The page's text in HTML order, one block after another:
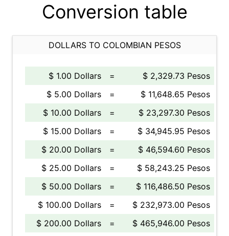
Conversion table
DOLLARS TO COLOMBIAN PESOS
$ 1.00 Dollars =
$ 2,329.73 Pesos
$ 5.00 Dollars
=
$ 11,648.65 Pesos
$ 10.00 Dollars
=
$ 23,297.30 Pesos
$ 15.00 Dollars
=
$ 34,945.95 Pesos
$ 20.00 Dollars
=
$ 46,594.60 Pesos
$ 25.00 Dollars
=
$ 58,243.25 Pesos
$ 50.00 Dollars
=
$ 116,486.50 Pesos
$ 100.00 Dollars
=
$ 232,973.00 Pesos
$ 200.00 Dollars
=
$ 465,946.00 Pesos